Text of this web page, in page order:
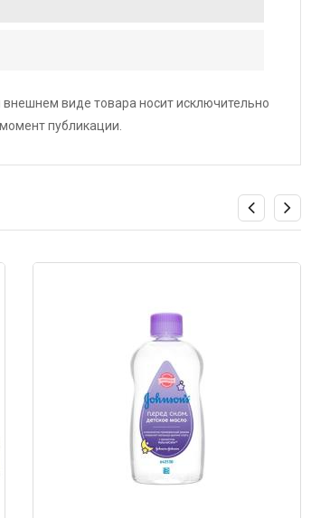
внешнем виде товара носит исключительно
публикации.